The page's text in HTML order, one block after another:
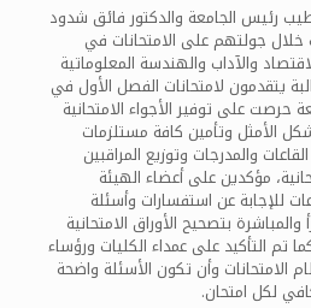
رئيس الجامعة والدكتور فائق شدود
جولتهم على الامتحانات في
والآداب والهندسة المعلوماتية
وطالبة يتقدمون لامتحانات الفصل الأول في
حرصت على توفير الأجواء الامتحانية
الأمثل وتأمين كافة مستلزمات
والمدرجات وتوزيع المراقبين
مؤكدين على أعضاء الهيئة
للإجابة عن استفسارات وأسئلة
بتصحيح الأوراق الامتحانية
تم التأكيد على عمداء الكليات ورؤساء
الامتحانات وأن تكون الأسئلة واضحة
لكل امتحان.